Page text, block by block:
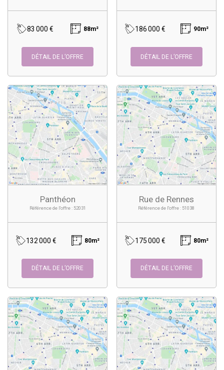
83 000 € 88m²
DÉTAIL DE L’OFFRE
186 000 € 90m²
DÉTAIL DE L’OFFRE
Panthéon
Référence de l'offre : 52031
132 000 € 80m²
DÉTAIL DE L’OFFRE
Rue de Rennes
Référence de l'offre : 51038
175 000 € 80m²
DÉTAIL DE L’OFFRE